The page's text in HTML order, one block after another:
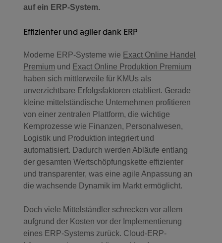
auf ein ERP-System.
Effizienter und agiler dank ERP
Moderne ERP-Systeme wie Exact Online Handel
Premium und Exact Online Produktion Premium
haben sich mittlerweile für KMUs als
unverzichtbare Erfolgsfaktoren etabliert. Gerade
kleine mittelständische Unternehmen profitieren
von einer zentralen Plattform, die wichtige
Kernprozesse wie Finanzen, Personalwesen,
Logistik und Produktion integriert und
automatisiert. Dadurch werden Abläufe entlang
der gesamten Wertschöpfungskette effizienter
und transparenter, was eine agile Anpassung an
die wachsende Dynamik im Markt ermöglicht.
Doch viele Mittelständler schrecken vor allem
aufgrund der Kosten vor der Implementierung
eines ERP-Systems zurück. Cloud-ERP-